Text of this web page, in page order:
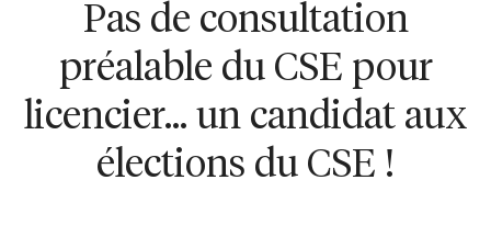
Pas de consultation
préalable du CSE pour
licencier... un candidat aux
élections du CSE !